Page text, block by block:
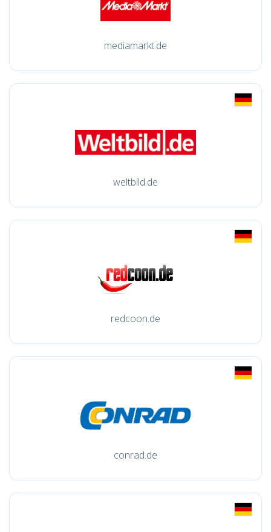
mediamarkt.de
weltbild.de
redcoon.de
conrad.de